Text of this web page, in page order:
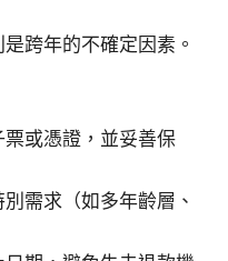
跨年的不確定因素。
或憑證，並妥善保
需求（如多年齡層、